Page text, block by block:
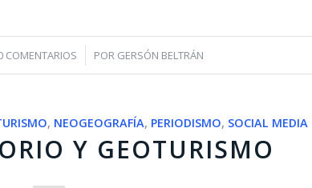
COMENTARIOS
/ POR GERSÓN BELTRÁN
, NEOGEOGRAFÍA, PERIODISMO, SOCIAL MEDIA
Y GEOTURISMO